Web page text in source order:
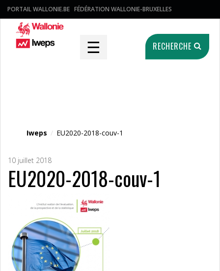
PORTAIL WALLONIE.BE FÉDÉRATION WALLONIE-BRUXELLES
☰ RECHERCHE
Iweps / EU2020-2018-couv-1
10 juillet 2018
EU2020-2018-couv-1